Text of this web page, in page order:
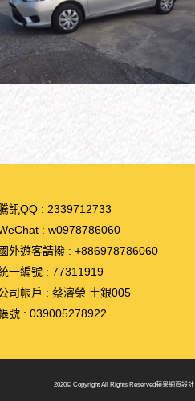
訊QQ : 2339712733
: w0978786060
國外遊客請撥 : +886978786060
一編號 : 77311919
司帳戶 : 蔡濬榮 土銀005
號 : 039005278922
2020© Copyright All Rights Reserved蘋果網頁設計